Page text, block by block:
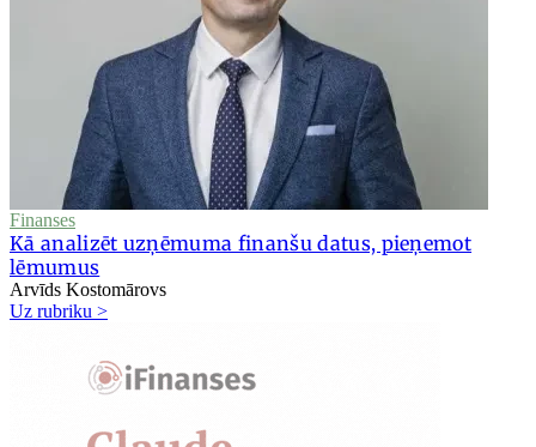
Finanses
Kā analizēt uzņēmuma finanšu datus, pieņemot
lēmumus
Arvīds Kostomārovs
Uz rubriku >